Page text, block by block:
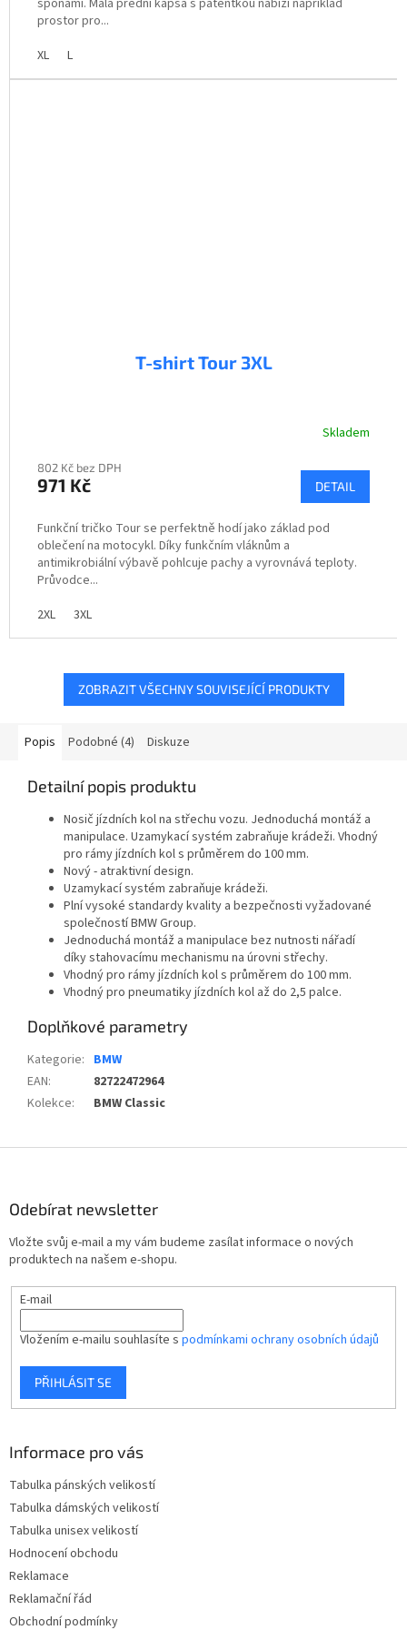
prostor pro...
XL
L
T-shirt Tour 3XL
Skladem
802 Kč bez DPH
971 Kč DETAIL
Funkční tričko Tour se perfektně hodí jako základ pod
oblečení na motocykl. Díky funkčním vláknům a
antimikrobiální výbavě pohlcuje pachy a vyrovnává teploty.
Průvodce...
2XL
3XL
ZOBRAZIT VŠECHNY SOUVISEJÍCÍ PRODUKTY
Popis Podobné (4) Diskuze
Detailní popis produktu
Nosič jízdních kol na střechu vozu. Jednoduchá montáž a
manipulace. Uzamykací systém zabraňuje krádeži. Vhodný
pro rámy jízdních kol s průměrem do 100 mm.
Nový - atraktivní design.
Uzamykací systém zabraňuje krádeži.
Plní vysoké standardy kvality a bezpečnosti vyžadované
společností BMW Group.
Jednoduchá montáž a manipulace bez nutnosti nářadí
díky stahovacímu mechanismu na úrovni střechy.
Vhodný pro rámy jízdních kol s průměrem do 100 mm.
Vhodný pro pneumatiky jízdních kol až do 2,5 palce.
Doplňkové parametry
Kategorie: BMW
EAN:
82722472964
Kolekce: BMW Classic
Odebírat newsletter
Vložte svůj e-mail a my vám budeme zasílat informace o nových
produktech na našem e-shopu.
E-mail
Vložením e-mailu souhlasíte s podmínkami ochrany osobních údajů
PŘIHLÁSIT SE
Informace pro vás
Tabulka pánských velikostí
Tabulka dámských velikostí
Tabulka unisex velikostí
Hodnocení obchodu
Reklamace
Reklamační řád
Obchodní podmínky